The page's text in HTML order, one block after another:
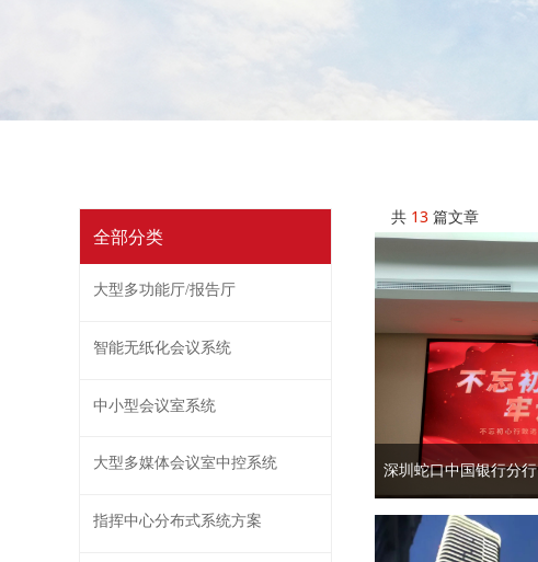
全部分类
大型多功能厅/报告厅
智能无纸化会议系统
中小型会议室系统
大型多媒体会议室中控系统
指挥中心分布式系统方案
共 13 篇文章
深圳蛇口中国银行分行